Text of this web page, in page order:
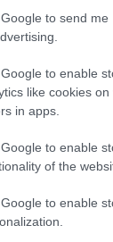
to send me
to enable
like cookies on
in apps.
to enable
of the
to enable
kapott-e
hajója,
lett
álcázott